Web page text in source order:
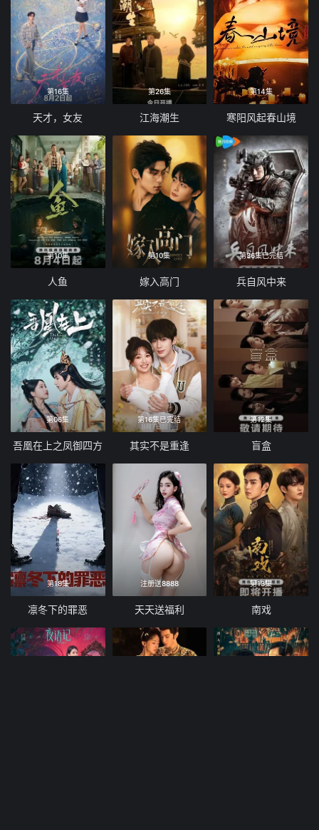
第16集
天才，女友
第26集
江海潮生
第14集
寒阳风起春山境
第10集
人鱼
第10集
嫁入高门
第36集已完结
兵自风中来
第06集
吾凰在上之凤御四方
第16集已完结
其实不是重逢
第12集
盲盒
第18集
凛冬下的罪恶
注册送8888
天天送福利
第13集
南戏